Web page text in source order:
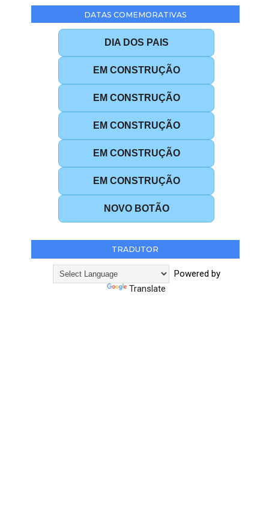
DATAS COMEMORATIVAS
DIA DOS PAIS
EM CONSTRUÇÃO
EM CONSTRUÇÃO
EM CONSTRUÇÃO
EM CONSTRUÇÃO
EM CONSTRUÇÃO
NOVO BOTÃO
TRADUTOR
Powered by
Translate